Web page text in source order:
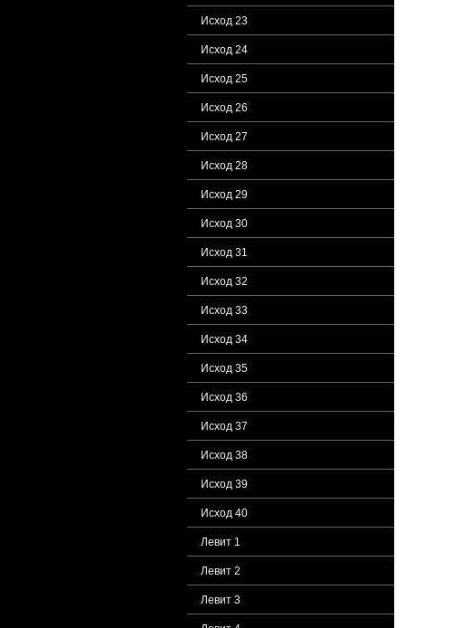
Исход 23
Исход 24
Исход 25
Исход 26
Исход 27
Исход 28
Исход 29
Исход 30
Исход 31
Исход 32
Исход 33
Исход 34
Исход 35
Исход 36
Исход 37
Исход 38
Исход 39
Исход 40
Левит 1
Левит 2
Левит 3